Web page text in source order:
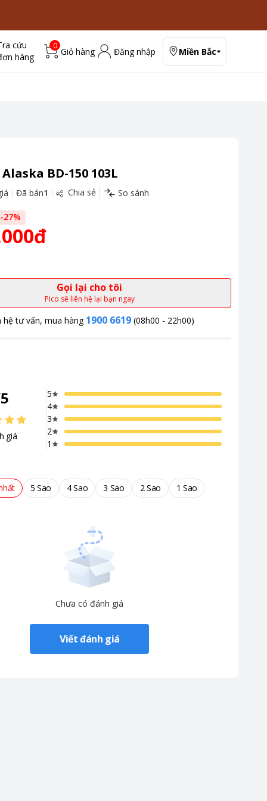
cứu
hàng
0
Giỏ hàng Đăng nhập Miền Bắc
nhỏ.
BD-150 103L
Đã bán1 Chia sẻ So sánh
-27%
Gọi lại cho tôi
Pico sẽ liên hệ lại bạn ngay
hệ tư vấn, mua hàng 1900 6619 (08h00 - 22h00)
5
giá
5
4
3
2
1
5 Sao 4 Sao 3 Sao 2 Sao 1 Sao
Chưa có đánh giá
Viết đánh giá